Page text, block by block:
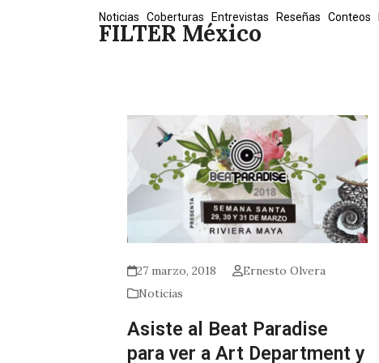
FILTER México
Noticias Coberturas Entrevistas Reseñas Conteos
27 marzo, 2018
Ernesto Olvera
Noticias
Asiste al Beat Paradise
para ver a Art Department y